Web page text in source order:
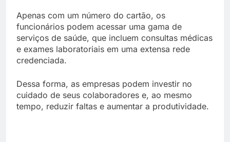
Apenas com um número do cartão, os
funcionários podem acessar uma gama de
serviços de saúde, que incluem consultas médicas
e exames laboratoriais em uma extensa rede
credenciada.
Dessa forma, as empresas podem investir no
cuidado de seus colaboradores e, ao mesmo
tempo, reduzir faltas e aumentar a produtividade.